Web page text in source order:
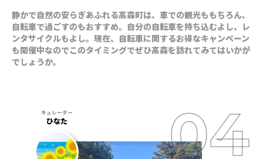
静かで自然の安らぎあふれる高森町は、車での観光ももちろん、
自転車で過ごすのもおすすめ。自分の自転車を持ち込むよし、レ
ンタサイクルもよし。現在、自転車に関するお得なキャンペーン
も開催中なのでこのタイミングでぜひ高森を訪れてみてはいかが
でしょうか。
ひなた